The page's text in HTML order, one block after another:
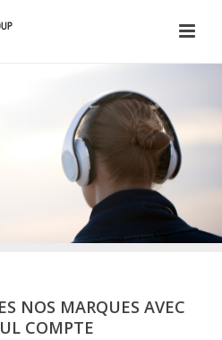
NOS MARQUES AVEC
COMPTE